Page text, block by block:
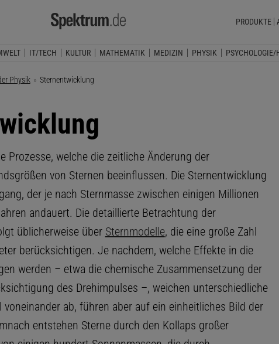
PRODUKTE
IT/TECH KULTUR MATHEMATIK MEDIZIN PHYSIK PSYCHOLOGIE/
Physik Aktuelle Seite:
Sternentwicklung
Prozesse, welche die zeitliche Änderung der
von Sternen beeinflussen. Die Sternentwicklung
der je nach Sternmasse zwischen einigen Millionen
andauert. Die detaillierte Betrachtung der
üblicherweise über Sternmodelle, die eine große Zahl
berücksichtigen. Je nachdem, welche Effekte in die
werden – etwa die chemische Zusammensetzung der
des Drehimpulses –, weichen unterschiedliche
voneinander ab, führen aber auf ein einheitliches Bild der
entstehen Sterne durch den Kollaps großer